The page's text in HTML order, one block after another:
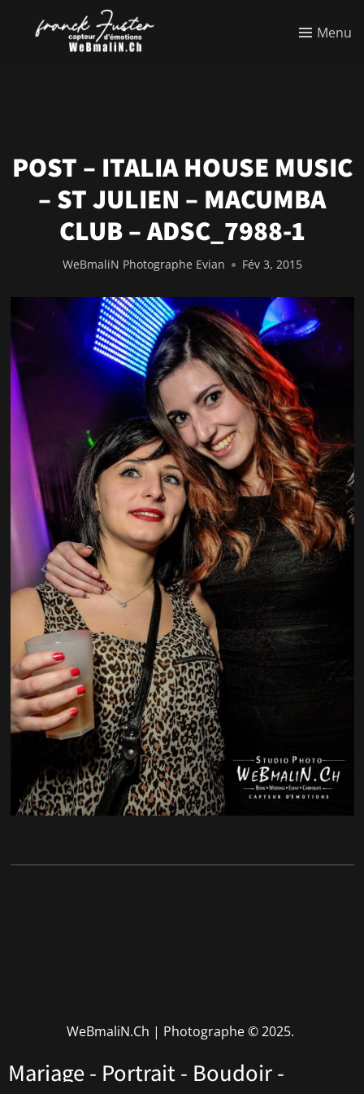
Menu
POST – ITALIA HOUSE MUSIC
– ST JULIEN – MACUMBA
CLUB – ADSC_7988-1
WeBmaliN Photographe Evian Fév 3, 2015
WeBmaliN.Ch | Photographe© 2025.
Mariage - Portrait - Boudoir -